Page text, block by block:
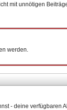
mit unnötigen
werden.
- deine verfügbaren